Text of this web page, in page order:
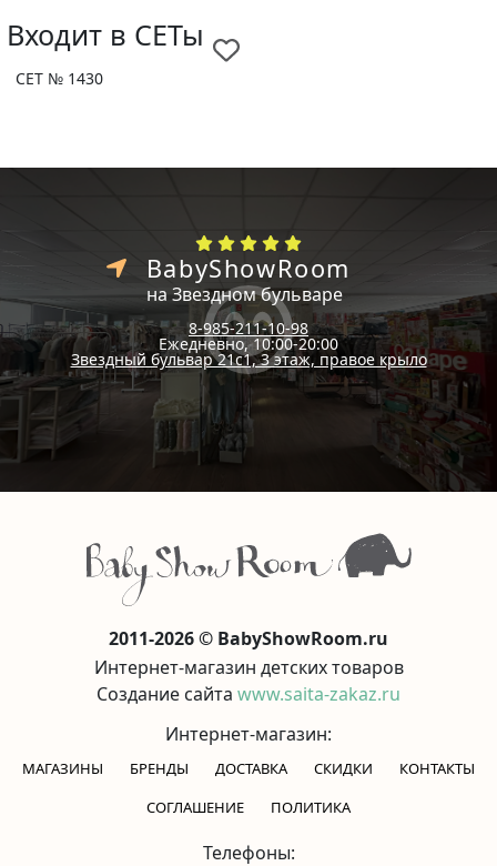
Входит в СЕТы
СЕТ № 1430
BabyShowRoom
на Звездном бульваре
8-985-211-10-98
Ежедневно, 10:00-20:00
Звездный бульвар 21с1, 3 этаж, правое крыло
2011-2026 © BabyShowRoom.ru
Интернет-магазин детских товаров
Создание сайта www.saita-zakaz.ru
Интернет-магазин:
МАГАЗИНЫ БРЕНДЫ ДОСТАВКА СКИДКИ
КОНТАКТЫ
CОГЛАШЕНИЕ
ПОЛИТИКА
Телефоны: